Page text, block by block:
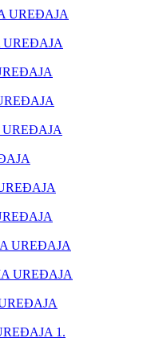
UREĐAJA
UREĐAJA
UREĐAJA
UREĐAJA
1.